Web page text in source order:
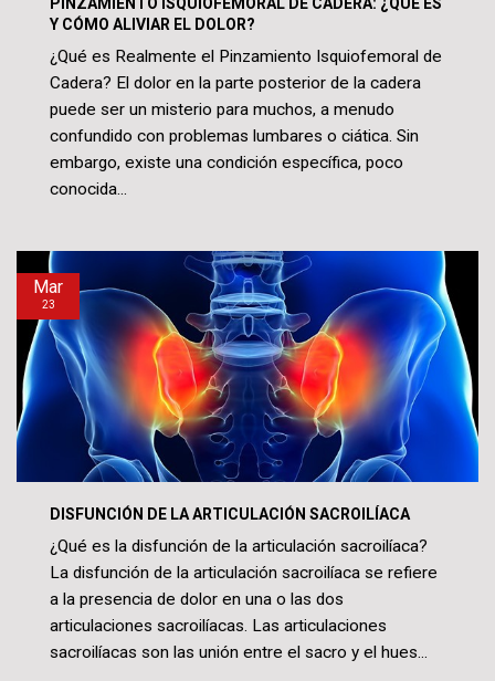
Y CÓMO ALIVIAR EL DOLOR?
¿Qué es Realmente el Pinzamiento Isquiofemoral de
Cadera? El dolor en la parte posterior de la cadera
puede ser un misterio para muchos, a menudo
confundido con problemas lumbares o ciática. Sin
embargo, existe una condición específica, poco
conocida...
Mar
23
DISFUNCIÓN DE LA ARTICULACIÓN SACROILÍACA
¿Qué es la disfunción de la articulación sacroilíaca?
La disfunción de la articulación sacroilíaca se refiere
a la presencia de dolor en una o las dos
articulaciones sacroilíacas. Las articulaciones
sacroilíacas son las unión entre el sacro y el hues...